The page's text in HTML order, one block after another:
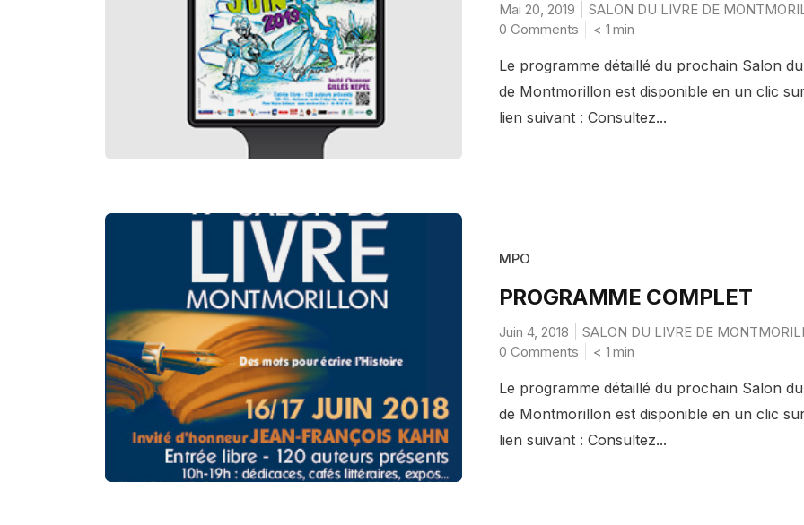
Mai 20, 2019
SALON DU LIVRE DE
0 Comments
< 1 min
Le programme détaillé du prochain Salon
de Montmorillon est disponible en un clic
lien suivant : Consultez...
MPO
PROGRAMME COMPLET
Juin 4, 2018
SALON DU LIVRE DE
0 Comments
< 1 min
Le programme détaillé du prochain Salon
de Montmorillon est disponible en un clic
lien suivant : Consultez...